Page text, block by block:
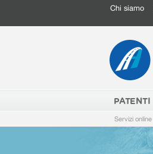
Chi siamo
PATENTI
Servizi online